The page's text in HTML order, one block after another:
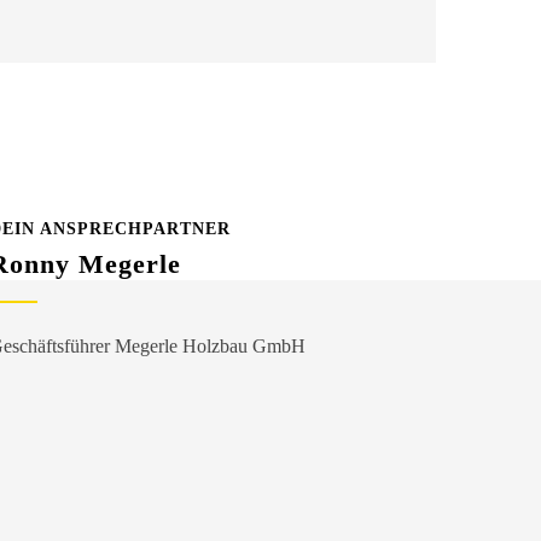
ANSPRECHPARTNER
Megerle
Megerle Holzbau GmbH